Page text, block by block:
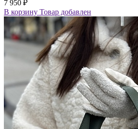
7 950 ₽
В корзину Товар добавлен